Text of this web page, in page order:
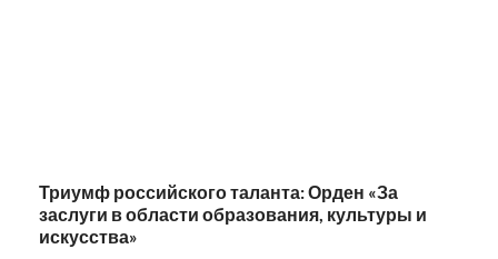
Триумф российского таланта: Орден «За
заслуги в области образования, культуры и
искусства»